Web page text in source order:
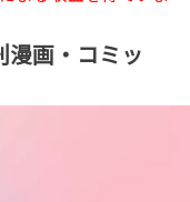
漫画・コミッ